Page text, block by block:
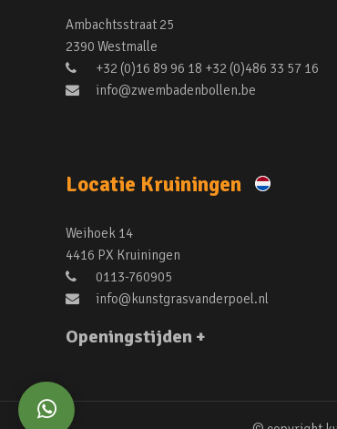
Ambachtsstraat 25
2390 Westmalle
+32 (0)16 89 96 18 +32 (0)486 33 57 16
info@zwembadenbollen.be
Locatie Kruiningen
Weihoek 14
4416 PX Kruiningen
0113-760905
info@kunstgrasvanderpoel.nl
Openingstijden +